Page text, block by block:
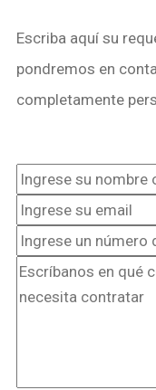
Escriba aquí su
pondremos en
completamente